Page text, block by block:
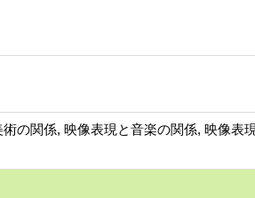
の関係, 映像表現と音楽の関係, 映像表